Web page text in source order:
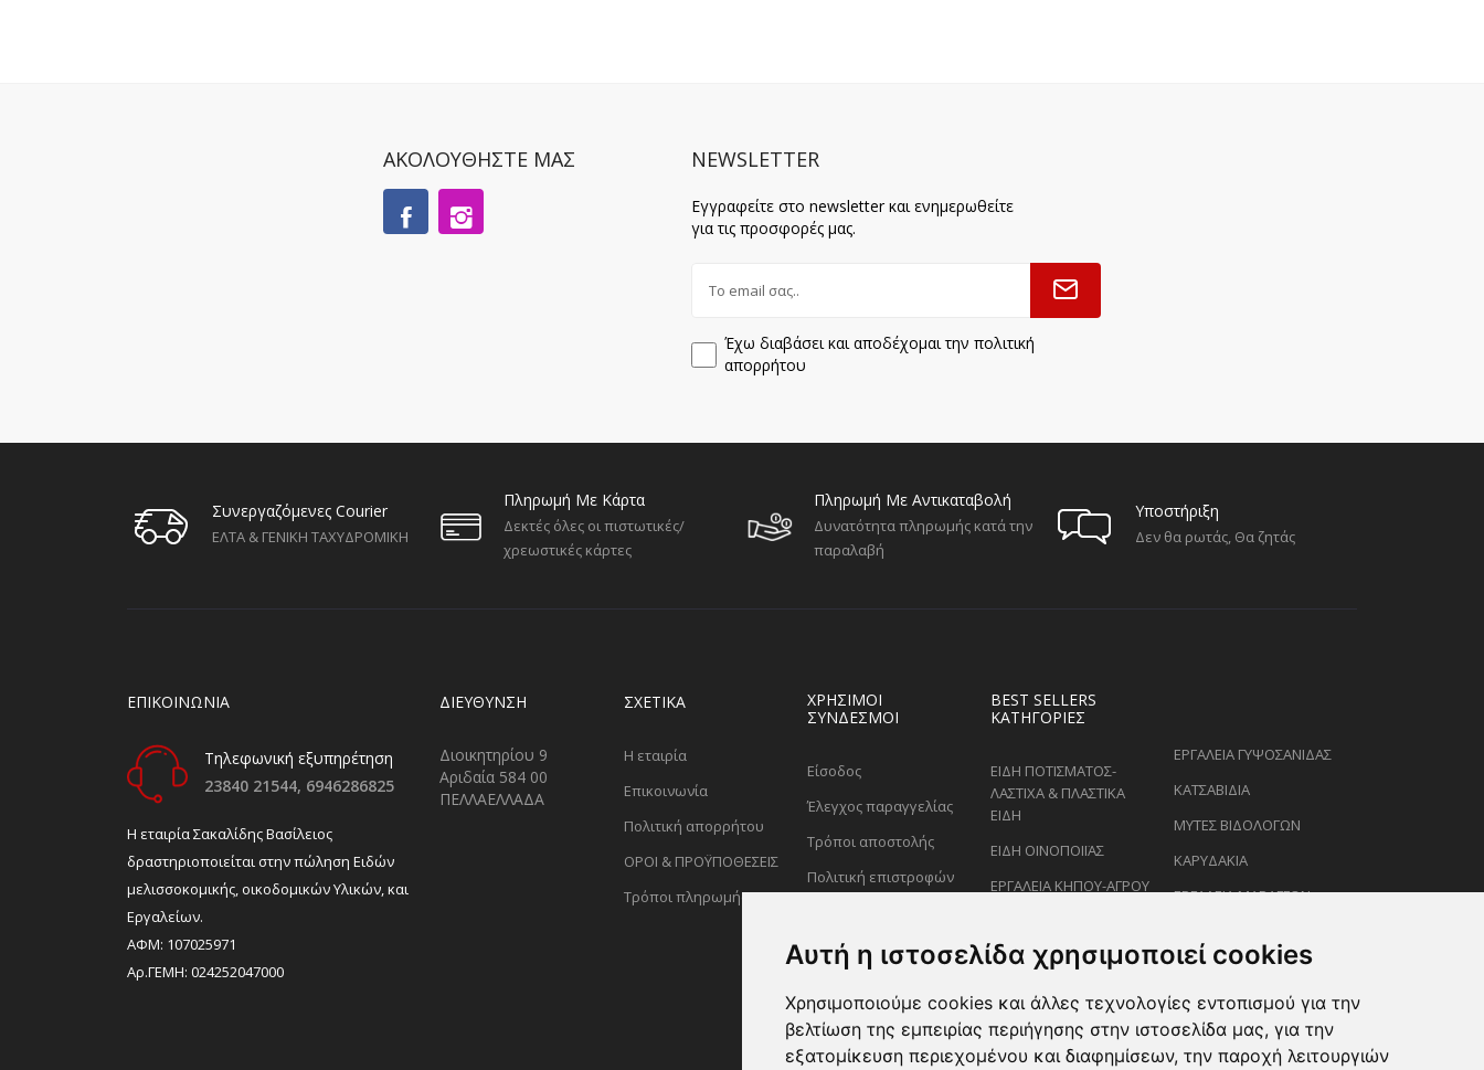
Αυτή η ιστοσελίδα χρησιμοποιεί cookies
Χρησιμοποιούμε cookies και άλλες τεχνολογίες εντοπισμού για την
βελτίωση της εμπειρίας περιήγησης στην ιστοσελίδα μας, για την
εξατομίκευση περιεχομένου και διαφημίσεων, την παροχή λειτουργιών
ΑΚΟΛΟΥΘΗΣΤΕ ΜΑΣ NEWSLETTER
Εγγραφείτε στο newsletter και ενημερωθείτε
για τις προσφορές μας.
Έχω διαβάσει και αποδέχομαι την πολιτική
απορρήτου
Συνεργαζόμενες Courier
ΕΛΤΑ & ΓΕΝΙΚΗ ΤΑΧΥΔΡΟΜΙΚΗ
Πληρωμή Με Κάρτα
Δεκτές όλες οι πιστωτικές/
χρεωστικές κάρτες
Πληρωμή Με Αντικαταβολή
Δυνατότητα πληρωμής κατά την
παραλαβή
Υποστήριξη
Δεν θα ρωτάς, Θα ζητάς
ΕΠΙΚΟΙΝΩΝΙΑ
Τηλεφωνική εξυπηρέτηση
23840 21544, 6946286825
H εταιρία Σακαλίδης Βασίλειος
δραστηριοποιείται στην πώληση Ειδών
μελισσοκομικής, οικοδομικών Υλικών, και
Εργαλείων.
ΑΦΜ: 107025971
Αρ.ΓΕΜΗ: 024252047000
ΔΙΕΎΘΥΝΣΗ
Διοικητηρίου 9
Αριδαία 584 00
ΠΕΛΛΑΕΛΛΑΔΑ
ΣΧΕΤΙΚΑ
Η εταιρία
Επικοινωνία
Πολιτική απορρήτου
ΟΡΟΙ & ΠΡΟΫΠΟΘΕΣΕΙΣ
Τρόποι πληρωμής
ΧΡΗΣΙΜΟΙ
ΣΥΝΔΕΣΜΟΙ
Είσοδος
Έλεγχος παραγγελίας
Τρόποι αποστολής
Πολιτική επιστροφών
BEST SELLERS
ΚΑΤΗΓΟΡΊΕΣ
ΕΙΔΗ ΠΟΤΙΣΜΑΤΟΣ-
ΛΑΣΤΙΧΑ & ΠΛΑΣΤΙΚΑ
ΕΙΔΗ
ΕΙΔΗ ΟΙΝΟΠΟΙΪΑΣ
ΕΡΓΑΛΕΙΑ ΚΗΠΟΥ-ΑΓΡΟΥ
ΡΑΝΤΙΣΜΑΤΟΣ
ΨΑΛΙΔΙΑ ΚΛΑΔΕΜΑΤΟΣ
ΕΡΓΑΛΕΙΑ ΓΥΨΟΣΑΝΙΔΑΣ
ΚΑΤΣΑΒΙΔΙΑ
ΜΥΤΕΣ ΒΙΔΟΛΟΓΩΝ
ΚΑΡΥΔΑΚΙΑ
ΕΡΓΑΛΕΙΑ ΜΑΡΑΓΓΩΝ